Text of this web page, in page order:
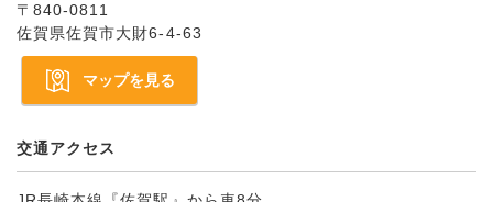
〒840-0811
佐賀県佐賀市大財6-4-63
マップを見る
交通アクセス